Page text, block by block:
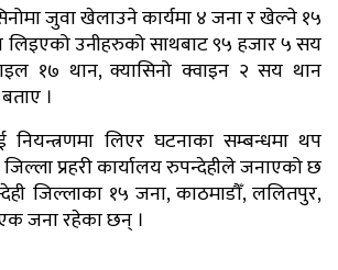
जुवा खेलाउने कार्यमा ४ जना र खेल्ने १५
लिइएको उनीहरुको साथबाट ९५ हजार ५ सय
१७ थान, क्यासिनो क्वाइन २ सय थान
।
नियन्त्रणमा लिएर घटनाका सम्बन्धमा थप
प्रहरी कार्यालय रुपन्देहीले जनाएको छ
जिल्लाका १५ जना, काठमाडौँ, ललितपुर,
जना रहेका छन् ।